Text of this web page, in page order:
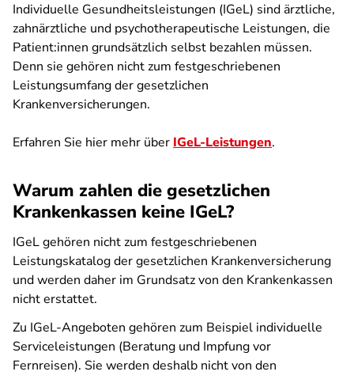
Individuelle Gesundheitsleistungen (IGeL) sind ärztliche,
zahnärztliche und psychotherapeutische Leistungen, die
Patient:innen grundsätzlich selbst bezahlen müssen.
Denn sie gehören nicht zum festgeschriebenen
Leistungsumfang der gesetzlichen
Krankenversicherungen.
Erfahren Sie hier mehr über IGeL-Leistungen.
Warum zahlen die gesetzlichen
Krankenkassen keine IGeL?
IGeL gehören nicht zum festgeschriebenen
Leistungskatalog der gesetzlichen Krankenversicherung
und werden daher im Grundsatz von den Krankenkassen
nicht erstattet.
Zu IGeL-Angeboten gehören zum Beispiel individuelle
Serviceleistungen (Beratung und Impfung vor
Fernreisen). Sie werden deshalb nicht von den